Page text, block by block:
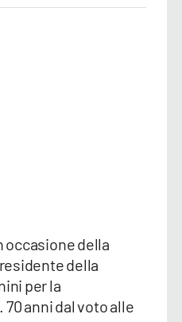
occasione della
della
per la
anni dal voto alle